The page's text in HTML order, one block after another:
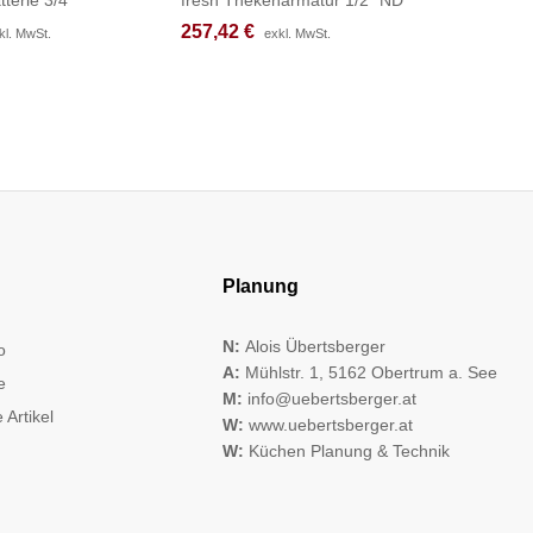
MwSt.
MwSt. 257,42 € exkl. MwSt.
257,42 € exkl. MwSt.
Artikel
Planung
N: Alois Übertsberger
A: Mühlstr. 1, 5162 Obertrum a. See
M: info@uebertsberger.at
W: www.uebertsberger.at
W: Küchen Planung & Technik